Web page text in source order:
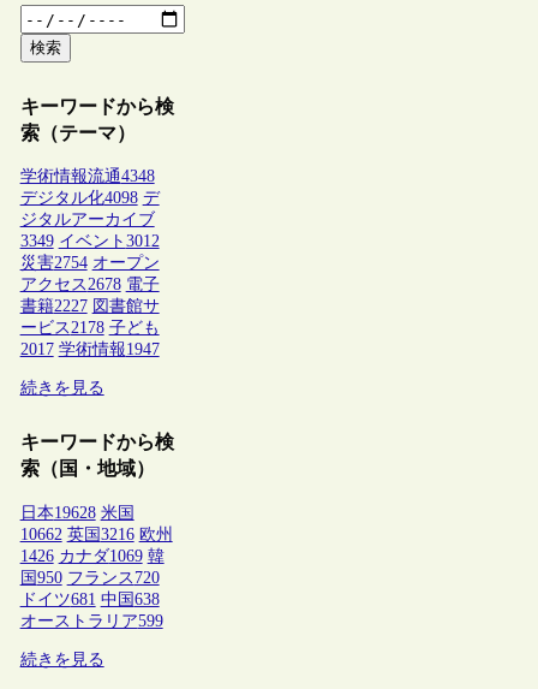
検索
キーワードから検
索（テーマ）
学術情報流通4348
デジタル化4098 デ
ジタルアーカイブ
3349 イベント 3012
災害2754 オープン
アクセス 2678 電子
書籍2227 図書館サ
ービス 2178 子ども
2017 学術情報1947
続きを見る
キーワードから検
索（国・地域）
日本19628 米国
10662 英国3216 欧州
1426 カナダ1069 韓
国950 フランス 720
ドイツ681 中国638
オーストラリア599
続きを見る